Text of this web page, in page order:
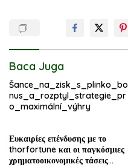
Baca Juga
Šance_na_zisk_s_plinko_bo
nus_a_rozptyl_strategie_pr
o_maximální_výhry
Ευκαιρίες επένδυσης με το
thorfortune και οι παγκόσμιες
χρηματοοικονομικές τάσεις